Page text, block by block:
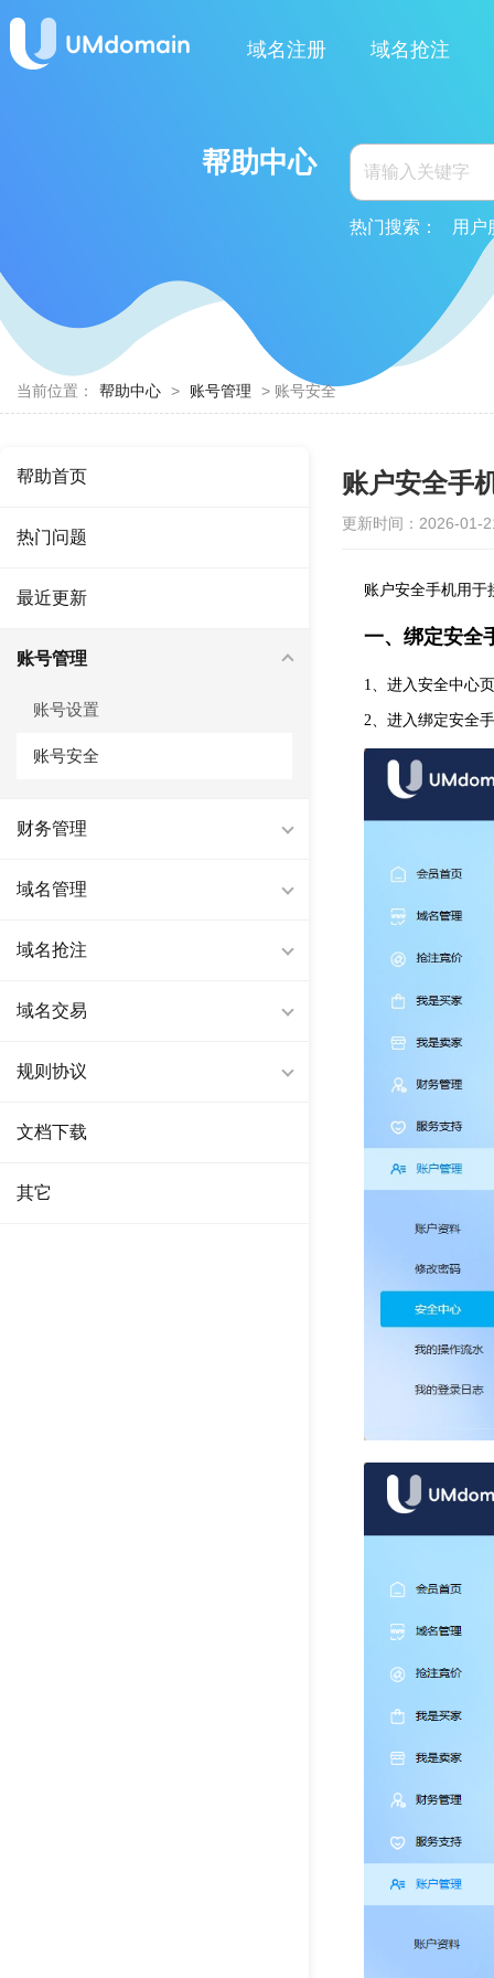
域名注册 域名抢注
帮助中心
热门搜索： 用户
当前位置： 帮助中心 > 账号管理 > 账号安全
帮助首页
热门问题
最近更新
账号管理
账号设置
账号安全
财务管理
域名管理
域名抢注
域名交易
规则协议
文档下载
其它
账户安全手
更新时间：2026-01-
账户安全手机用于
一、绑定安全
1、进入安全中心
2、进入绑定安全